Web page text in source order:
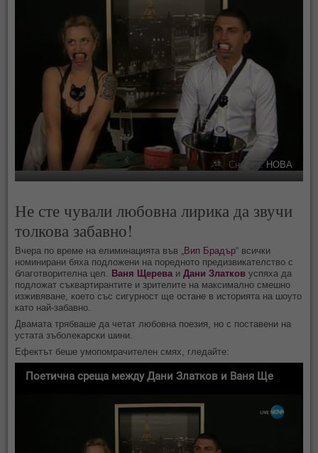
Снимка:НОВА
Не сте чували любовна лирика да звучи
толкова забавно!
Вчера по време на елиминацията във „ Вип Брадър“ всички
номинирани бяха подложени на поредното предизвикателство с
благотворителна цел.
Ваня Щерева иДани Златков успяха да
подложат съквартирантите и зрителите на максимално смешно
изживяване, което със сигурност ще остане в историята на шоуто
като най-забавно.
Двамата трябваше да четат любовна поезия, но с поставени на
устата зъболекарски шини.
Ефектът беше умопомрачителен смях, гледайте: